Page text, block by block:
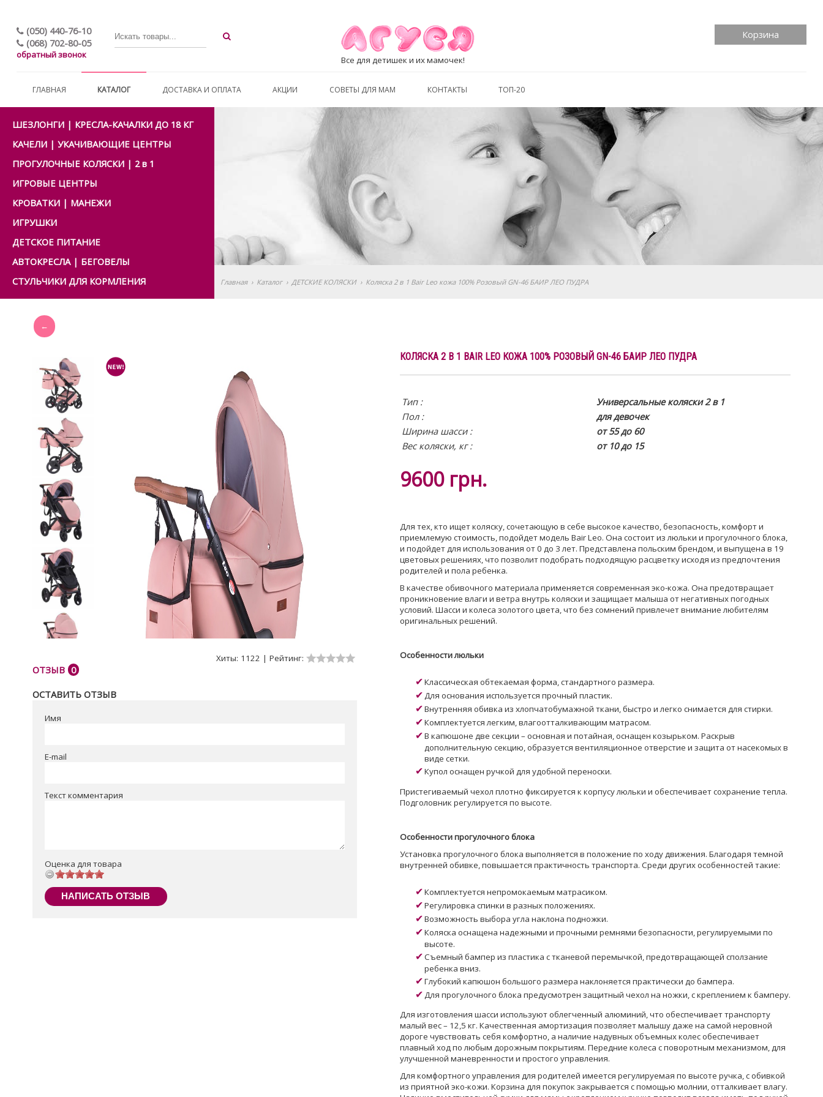
(050) 440-76-10
(068) 702-80-05
обратный звонок Все для детишек и их мамочек!
Корзина
ГЛАВНАЯ КАТАЛОГ ДОСТАВКА И ОПЛАТА АКЦИИ СОВЕТЫ ДЛЯ МАМ КОНТАКТЫ ТОП-20
ШЕЗЛОНГИ | КРЕСЛА-КАЧАЛКИ ДО 18 КГ
КАЧЕЛИ | УКАЧИВАЮЩИЕ ЦЕНТРЫ
ПРОГУЛОЧНЫЕ КОЛЯСКИ | 2 в 1
ИГРОВЫЕ ЦЕНТРЫ
КРОВАТКИ | МАНЕЖИ
ИГРУШКИ
ДЕТСКОЕ ПИТАНИЕ
АВТОКРЕСЛА | БЕГОВЕЛЫ
СТУЛЬЧИКИ ДЛЯ КОРМЛЕНИЯ
Главная › Каталог › ДЕТСКИЕ КОЛЯСКИ › Коляска 2 в 1 Bair Leo кожа 100% Розовый GN-46 БАИР ЛЕО ПУДРА
Хиты: 1122 | Рейтинг:
ОТЗЫВ 0
ОСТАВИТЬ ОТЗЫВ
Имя
E-mail
Текст комментария
Оценка для товара
НАПИСАТЬ ОТЗЫВ
КОЛЯСКА 2 В 1 BAIR LEO КОЖА 100% РОЗОВЫЙ GN-46 БАИР ЛЕО ПУДРА
Тип :
Универсальные коляски 2 в 1
Пол :
для девочек
Ширина шасси :
от 55 до 60
Вес коляски, кг :
от 10 до 15
9600 грн.
Для тех, кто ищет коляску, сочетающую в себе высокое качество, безопасность, комфорт и
приемлемую стоимость, подойдет модель Bair Leo. Она состоит из люльки и прогулочного блока,
и подойдет для использования от 0 до 3 лет. Представлена польским брендом, и выпущена в 19
цветовых решениях, что позволит подобрать подходящую расцветку исходя из предпочтения
родителей и пола ребенка.
В качестве обивочного материала применяется современная эко-кожа. Она предотвращает
проникновение влаги и ветра внутрь коляски и защищает малыша от негативных погодных
условий. Шасси и колеса золотого цвета, что без сомнений привлечет внимание любителям
оригинальных решений.
Особенности люльки
Классическая обтекаемая форма, стандартного размера.
Для основания используется прочный пластик.
Внутренняя обивка из хлопчатобумажной ткани, быстро и легко снимается для стирки.
Комплектуется легким, влагоотталкивающим матрасом.
В капюшоне две секции – основная и потайная, оснащен козырьком. Раскрыв
дополнительную секцию, образуется вентиляционное отверстие и защита от насекомых в
виде сетки.
Купол оснащен ручкой для удобной переноски.
Пристегиваемый чехол плотно фиксируется к корпусу люльки и обеспечивает сохранение тепла.
Подголовник регулируется по высоте.
Особенности прогулочного блока
Установка прогулочного блока выполняется в положение по ходу движения. Благодаря темной
внутренней обивке, повышается практичность транспорта. Среди других особенностей такие:
Комплектуется непромокаемым матрасиком.
Регулировка спинки в разных положениях.
Возможность выбора угла наклона подножки.
Коляска оснащена надежными и прочными ремнями безопасности, регулируемыми по
высоте.
Съемный бампер из пластика с тканевой перемычкой, предотвращающей сползание
ребенка вниз.
Глубокий капюшон большого размера наклоняется практически до бампера.
Для прогулочного блока предусмотрен защитный чехол на ножки, с креплением к бамперу.
Для изготовления шасси используют облегченный алюминий, что обеспечивает транспорту
малый вес – 12,5 кг. Качественная амортизация позволяет малышу даже на самой неровной
дороге чувствовать себя комфортно, а наличие надувных объемных колес обеспечивает
плавный ход по любым дорожным покрытиям. Передние колеса с поворотным механизмом, для
улучшенной маневренности и простого управления.
Для комфортного управления для родителей имеется регулируемая по высоте ручка, с обивкой
из приятной эко-кожи. Корзина для покупок закрывается с помощью молнии, отталкивает влагу.